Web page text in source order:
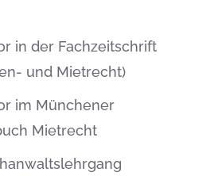
in der Fachzeitschrift
und Mietrecht)
im Münchener
Mietrecht